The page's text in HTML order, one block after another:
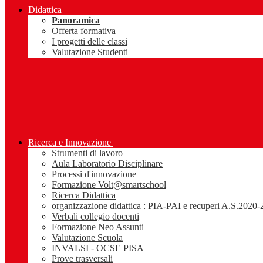
Didattica
Panoramica
Offerta formativa
I progetti delle classi
Valutazione Studenti
Ricerca e Innovazione
Strumenti di lavoro
Aula Laboratorio Disciplinare
Processi d'innovazione
Formazione Volt@smartschool
Ricerca Didattica
organizzazione didattica : PIA-PAI e recuperi A.S.2020-
Verbali collegio docenti
Formazione Neo Assunti
Valutazione Scuola
INVALSI - OCSE PISA
Prove trasversali